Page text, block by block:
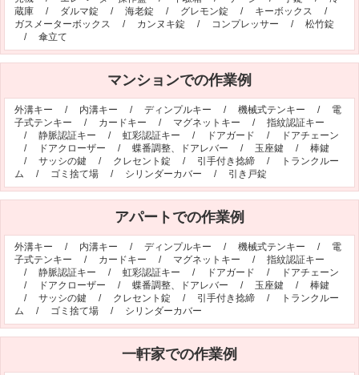
料金表
簡易料金表 かんたん料金チェック
サービスについて
作業の流れ 鍵の製品 人気ランキング
作業者の紹介 技術力の秘密
特殊開錠技術 設備紹介
作業車紹介 イモビライザーの鍵紛失・製作
鍵について 鍵の紹介
中山さん 防犯コラム よくあるご質問
オフィシャルブログ お得なコース割引
会社案内
TV出演実績 法人向け提携サービス
セキュリティアドバイザーの紹介 地域貢献活動
蔵庫 / ダルマ錠 / 海老錠 / グレモン錠 / キーボックス /
ガスメーターボックス / カンヌキ錠 / コンプレッサー / 松竹錠
/ 傘立て
マンションでの作業例
外溝キー / 内溝キー / ディンプルキー / 機械式テンキー / 電
子式テンキー / カードキー / マグネットキー / 指紋認証キー
/ 静脈認証キー / 虹彩認証キー / ドアガード /
ドアチェーン
/
ドアクローザー / 蝶番調整、ドアレバー / 玉座鍵 / 棒鍵
/ サッシの鍵 / クレセント錠 / 引手付き捻締 /
トランクルー
ム / ゴミ捨て場 / シリンダーカバー / 引き戸錠
アパートでの作業例
外溝キー / 内溝キー / ディンプルキー / 機械式テンキー / 電
子式テンキー / カードキー / マグネットキー / 指紋認証キー
/ 静脈認証キー / 虹彩認証キー / ドアガード /
ドアチェーン
/
ドアクローザー / 蝶番調整、ドアレバー / 玉座鍵 / 棒鍵
/ サッシの鍵 / クレセント錠 / 引手付き捻締 /
トランクルー
ム / ゴミ捨て場 / シリンダーカバー
一軒家での作業例